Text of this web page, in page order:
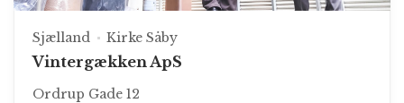
Sjælland Kirke Såby
Vintergækken ApS
Ordrup Gade 12